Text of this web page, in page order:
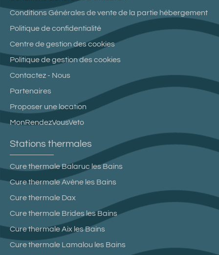
Conditions Générales de vente de la partie hébergement
Politique de confidentialité
Centre de gestion des cookies
Politique de gestion des cookies
Contactez - Nous
Partenaires
Proposer une location
MonRendezVousVeto
Stations thermales
Cure thermale Balaruc les Bains
Cure thermale Avène les Bains
Cure thermale Dax
Cure thermale Brides les Bains
Cure thermale Aix les Bains
Cure thermale Lamalou les Bains